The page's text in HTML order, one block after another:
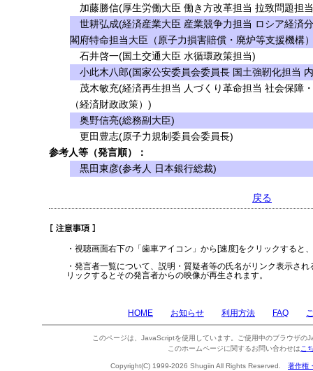
加藤勝信(厚生労働大臣 働き方改革担当 拉致問題担
世耕弘成(経済産業大臣 産業競争力担当 ロシア経済
閣府特命担当大臣（原子力損害賠償・廃炉等支援機構
石井啓一(国土交通大臣 水循環政策担当)
小此木八郎(国家公安委員会委員長 国土強靭化担当
茂木敏充(経済再生担当 人づくり革命担当 社会保障
（経済財政政策）)
奥野信亮(総務副大臣)
更田豊志(原子力規制委員会委員長)
参考人等（発言順）：
黒田東彦(参考人 日本銀行総裁)
戻る
・視聴画面右下の「歯車アイコン」から[速度]をクリックすると
・発言者一覧について、説明・質疑者等の氏名がリンク表示さ
リックするとその発言者からの映像が再生されます。
HOME お知らせ 利用方法 FAQ
このページは、JavaScriptを使用しています。ご使用中のブラウザの
このホームページに関するお問い合わせは こ
Copyright(C) 1999-2026 Shugiin All Rights Reserved. 著作権